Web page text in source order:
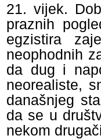
21. vijek.
praznih
egzistira
neophodnih
da dug i
neorealiste,
današnjeg
da se u
nekom